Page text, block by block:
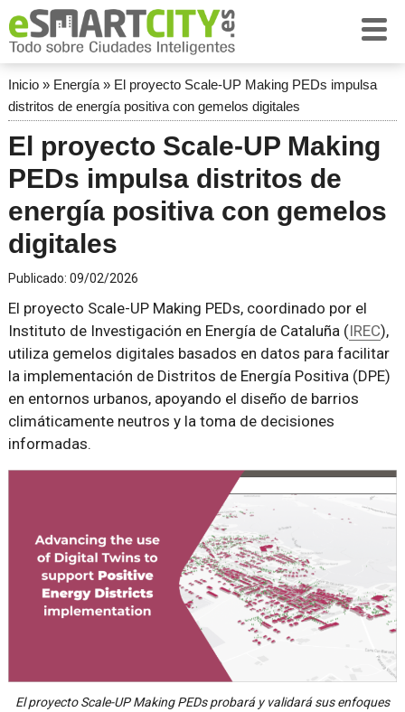
Inicio» Energía» El proyecto Scale-UP Making PEDs impulsa
distritos de energía positiva con gemelos digitales
El proyecto Scale-UP Making
PEDs impulsa distritos de
energía positiva con gemelos
digitales
Publicado: 09/02/2026
El proyecto Scale-UP Making PEDs, coordinado por el
Instituto de Investigación en Energía de Cataluña (IREC),
utiliza gemelos digitales basados en datos para facilitar
la implementación de Distritos de Energía Positiva (DPE)
en entornos urbanos, apoyando el diseño de barrios
climáticamente neutros y la toma de decisiones
informadas.
El proyecto Scale-UP Making PEDs probará y validará sus enfoques